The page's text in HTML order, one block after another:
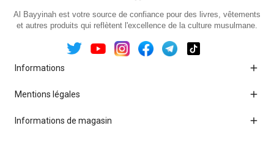
Al Bayyinah est votre source de confiance pour des livres, vêtements
et autres produits qui reflètent l'excellence de la culture musulmane.
Informations 
Mentions légales 
Informations de magasin 